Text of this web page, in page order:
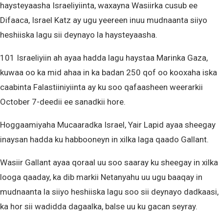
haysteyaasha Israeliyiinta, waxayna Wasiirka cusub ee
Difaaca, Israel Katz ay ugu yeereen inuu mudnaanta siiyo
heshiiska lagu sii deynayo la haysteyaasha.
101 Israeliyiin ah ayaa hadda lagu haystaa Marinka Gaza,
kuwaa oo ka mid ahaa in ka badan 250 qof oo kooxaha iska
caabinta Falastiiniyiinta ay ku soo qafaasheen weerarkii
October 7-deedii ee sanadkii hore.
Hoggaamiyaha Mucaaradka Israel, Yair Lapid ayaa sheegay
inaysan hadda ku habbooneyn in xilka laga qaado Gallant.
Wasiir Gallant ayaa qoraal uu soo saaray ku sheegay in xilka
looga qaaday, ka dib markii Netanyahu uu ugu baaqay in
mudnaanta la siiyo heshiiska lagu soo sii deynayo dadkaasi,
ka hor sii wadidda dagaalka, balse uu ku gacan seyray.